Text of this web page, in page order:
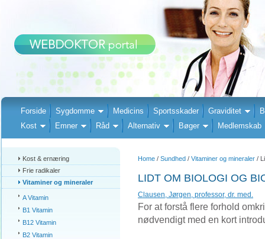
Forside Sygdomme Medicins Sportsskader Graviditet
Kost
Emner Råd Alternativ Bøger Medlemskab
Kost & ernæring
Frie radikaler
Vitaminer og mineraler
A Vitamin
B1 Vitamin
B12 Vitamin
B2 Vitamin
Home / Sundhed / Vitaminer og mineraler /
LIDT OM BIOLOGI OG
Clausen, Jørgen, professor, dr. med.
For at forstå flere forhold
nødvendigt med en kort